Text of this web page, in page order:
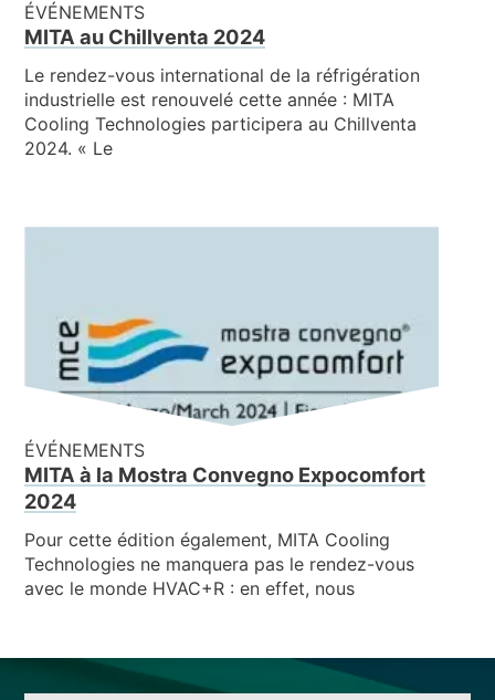
ÉVÉNEMENTS
MITA au Chillventa 2024
Le rendez-vous international de la réfrigération
industrielle est renouvelé cette année : MITA
Cooling Technologies participera au Chillventa
2024. « Le
ÉVÉNEMENTS
MITA à la Mostra Convegno Expocomfort
2024
Pour cette édition également, MITA Cooling
Technologies ne manquera pas le rendez-vous
avec le monde HVAC+R : en effet, nous